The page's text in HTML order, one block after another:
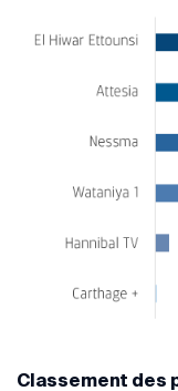
Classement des